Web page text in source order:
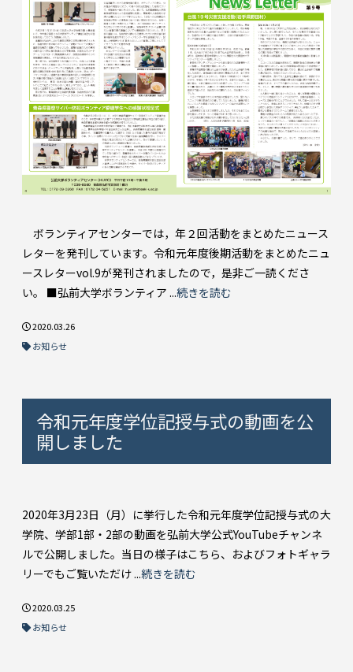
ボランティアセンターでは，年２回活動をまとめたニュース
レターを発刊しています。令和元年度後期活動をまとめたニュ
ースレターvol.9が発刊されましたので，是非ご一読くださ
い。 ■弘前大学ボランティア ...続きを読む
2020.03.26
お知らせ
令和元年度学位記授与式の動画を公
開しました
2020年3月23日（月）に挙行した令和元年度学位記授与式の大
学院、学部1部・2部の動画を弘前大学公式YouTubeチャンネ
ルで公開しました。当日の様子はこちら、およびフォトギャラ
リーでもご覧いただけ ...続きを読む
2020.03.25
お知らせ